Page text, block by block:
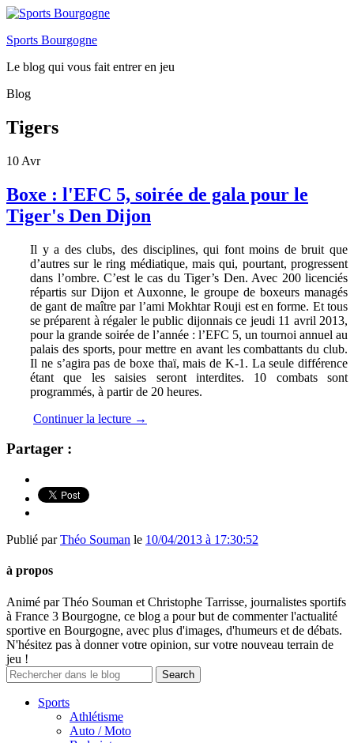
Sports Bourgogne
Le blog qui vous fait entrer en jeu
Blog
Tigers
10 Avr
Boxe : l'EFC 5, soirée de gala pour le
Tiger's Den Dijon
Il y a des clubs, des disciplines, qui font moins de bruit que
d’autres sur le ring médiatique, mais qui, pourtant, progressent
dans l’ombre. C’est le cas du Tiger’s Den. Avec 200 licenciés
répartis sur Dijon et Auxonne, le groupe de boxeurs managés
de gant de maître par l’ami Mokhtar Rouji est en forme. Et tous
se préparent à régaler le public dijonnais ce jeudi 11 avril 2013,
pour la grande soirée de l’année : l’EFC 5, un tournoi annuel au
palais des sports, pour mettre en avant les combattants du club.
Il ne s’agira pas de boxe thaï, mais de K-1. La seule différence
étant que les saisies seront interdites. 10 combats sont
programmés, à partir de 20 heures.
Continuer la lecture →
Partager :
Publié parThéo Souman le 10/04/2013 à 17:30:52
à propos
Animé par Théo Souman et Christophe Tarrisse, journalistes sportifs
à France 3 Bourgogne, ce blog a pour but de commenter l'actualité
sportive en Bourgogne, avec plus d'images, d'humeurs et de débats.
N'hésitez pas à donner votre opinion, sur votre nouveau terrain de
jeu !
Sports
Athlétisme
Auto / Moto